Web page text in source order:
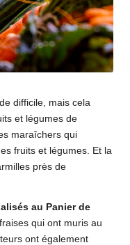
difficile, mais cela
et légumes de
maraîchers qui
fruits et légumes. Et la
près de
au Panier de
qui ont muris au
ont également